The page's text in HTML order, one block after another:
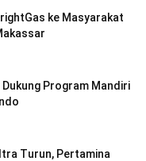
ke Masyarakat
Program Mandiri
Turun, Pertamina